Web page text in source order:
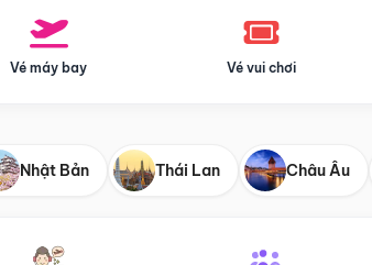
Vé máy bay Vé vui chơi
Nhật Bản Thái Lan Châu Âu